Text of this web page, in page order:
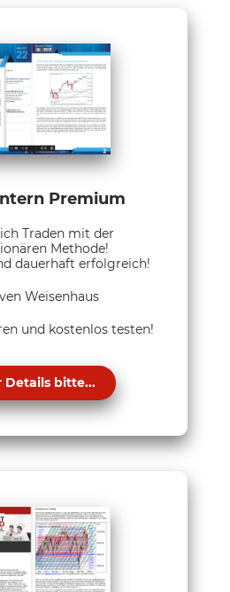
Premium
Traden mit der
Methode!
dauerhaft erfolgreich!
Weisenhaus
und kostenlos testen!
Details bitte...